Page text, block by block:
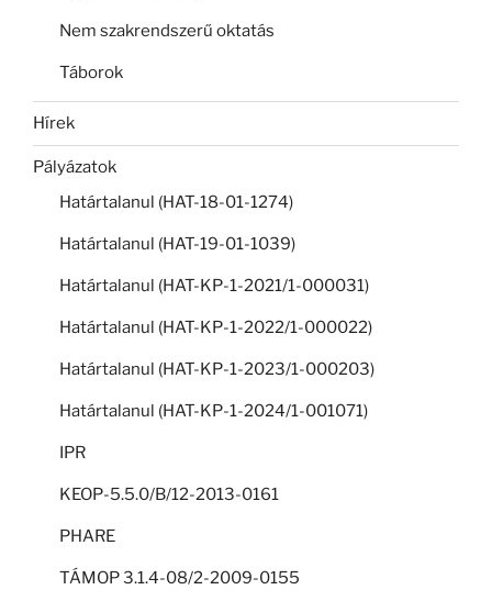
Nem szakrendszerű oktatás
Táborok
Hírek
Pályázatok
Határtalanul (HAT-18-01-1274)
Határtalanul (HAT-19-01-1039)
Határtalanul (HAT-KP-1-2021/1-000031)
Határtalanul (HAT-KP-1-2022/1-000022)
Határtalanul (HAT-KP-1-2023/1-000203)
Határtalanul (HAT-KP-1-2024/1-001071)
IPR
KEOP-5.5.0/B/12-2013-0161
PHARE
TÁMOP 3.1.4-08/2-2009-0155